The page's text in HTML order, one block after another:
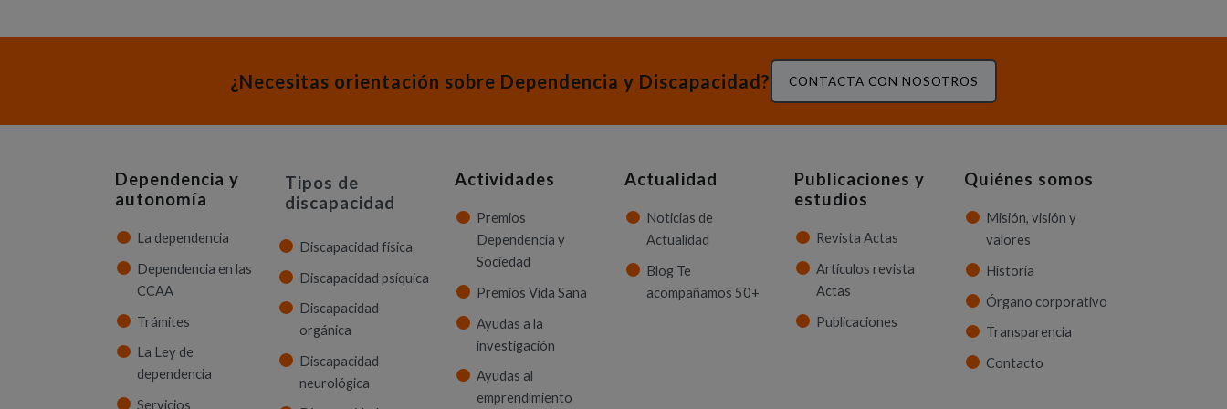
¿Necesitas orientación sobre Dependencia y Discapacidad? CONTACTA CON NOSOTROS
Dependencia y
autonomía
La dependencia
Dependencia en las
CCAA
Trámites
La Ley de
dependencia
Servicios
Tipos de
discapacidad
Discapacidad física
Discapacidad psíquica
Discapacidad
orgánica
Discapacidad
neurológica
Actividades
Premios
Dependencia y
Sociedad
Premios Vida Sana
Ayudas a la
investigación
Ayudas al
emprendimiento
Actualidad
Noticias de
Actualidad
Blog Te
acompañamos 50+
Publicaciones y
estudios
Revista Actas
Artículos revista
Actas
Publicaciones
Quiénes somos
Misión, visión y
valores
Historia
Órgano corporativo
Transparencia
Contacto